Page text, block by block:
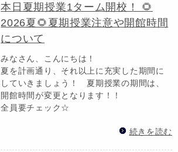
本日夏期授業1ターム開校！ 🌻
2026夏🌻夏期授業注意や開館時間
について
みなさん、こんにちは！
夏を計画通り、それ以上に充実した期間に
していきましょう！ 夏期授業の期間は、
開館時間が変更となります！！
全員要チェック☆
続きを読む